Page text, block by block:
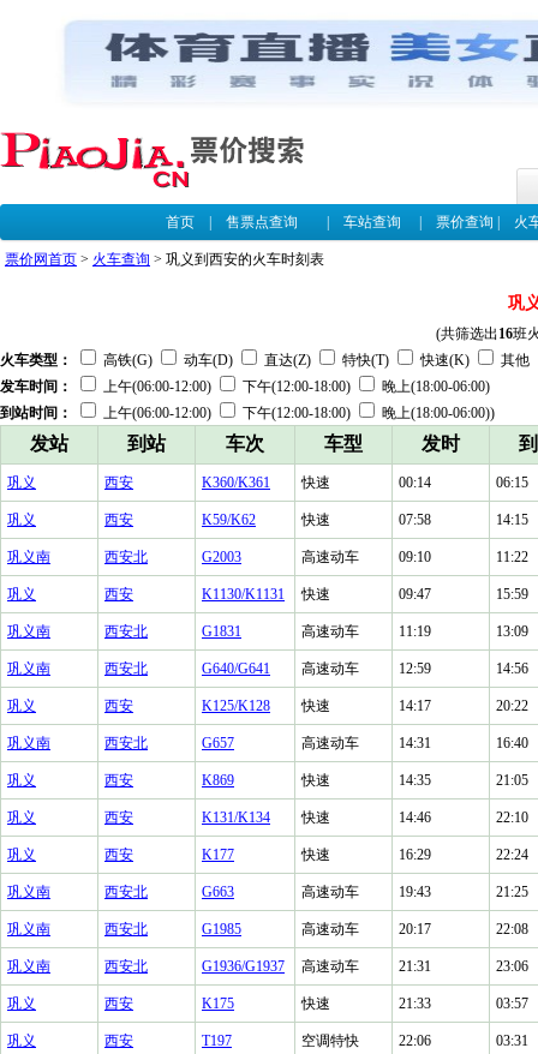
首页| 售票点查询 车站查询 票价查询 火
票价网首页 > 火车查询 > 巩义到西安的火车时刻表
巩
(共筛选出16班
火车类型：
高铁(G) 动车(D) 直达(Z) 特快(T) 快速(K)
其他
发车时间：
上午(06:00-12:00) 下午(12:00-18:00)
晚上(18:00-06:00)
到站时间：
上午(06:00-12:00) 下午(12:00-18:00) 晚上(18:00-06:00))
发站 到站 车次 车型 发时
巩义 西安 K360/K361 快速 00:14 06:15
巩义 西安 K59/K62 快速 07:58 14:15
巩义南 西安北 G2003 高速动车 09:10 11:22
巩义 西安 K1130/K1131 快速 09:47 15:59
巩义南 西安北 G1831 高速动车 11:19 13:09
巩义南 西安北 G640/G641 高速动车 12:59 14:56
巩义 西安 K125/K128 快速 14:17 20:22
巩义南 西安北 G657 高速动车 14:31 16:40
巩义 西安 K869 快速 14:35 21:05
巩义 西安 K131/K134 快速 14:46 22:10
巩义 西安 K177 快速 16:29 22:24
巩义南 西安北 G663 高速动车 19:43 21:25
巩义南 西安北 G1985 高速动车 20:17 22:08
巩义南 西安北 G1936/G1937 高速动车 21:31 23:06
巩义 西安 K175 快速 21:33 03:57
巩义 西安 T197 空调特快 22:06 03:31